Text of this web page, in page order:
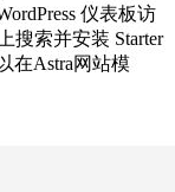
仪表板访
搜索并安装 Starter
在Astra网站模